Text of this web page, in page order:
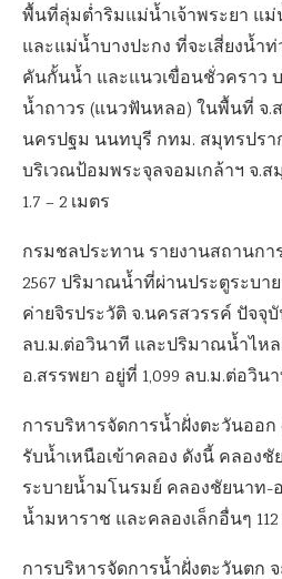
พื้นที่ลุ่มต่ำริมแม่น้ำเจ้าพระยา แ
และแม่น้ำบางปะกง ที่จะเสี่ยงน้
คันกั้นน้ำ และแนวเขื่อนชั่วคราว
น้ำถาวร (แนวฟันหลอ) ในพื้นที่ จ
นครปฐม นนทบุรี กทม. สมุทรปรา
บริเวณป้อมพระจุลจอมเกล้าฯ จ.
1.7 – 2 เมตร
กรมชลประทาน รายงานสถานก
2567 ปริมาณน้ำที่ผ่านประตูระบา
ค่ายจิรประวัติ จ.นครสวรรค์ ปัจจุบั
ลบ.ม.ต่อวินาที และปริมาณน้ำไหล
อ.สรรพยา อยู่ที่ 1,099 ลบ.ม.ต่อวิน
การบริหารจัดการน้ำฝั่งตะวันออก
รับน้ำเหนือเข้าคลอง ดังนี้ คลอง
ระบายน้ำมโนรมย์ คลองชัยนาท-
น้ำมหาราช และคลองเล็กอื่นๆ
การบริหารจัดการน้ำฝั่งตะวันตก